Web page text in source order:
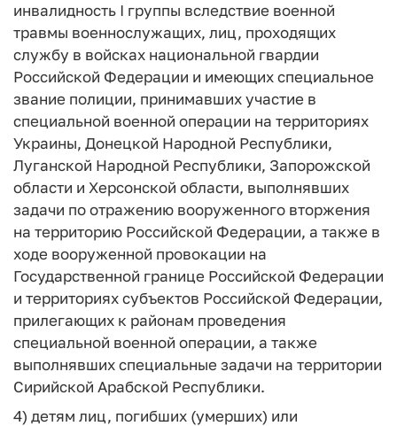
инвалидность I группы вследствие военной
травмы военнослужащих, лиц, проходящих
службу в войсках национальной гвардии
Российской Федерации и имеющих специальное
звание полиции, принимавших участие в
специальной военной операции на территориях
Украины, Донецкой Народной Республики,
Луганской Народной Республики, Запорожской
области и Херсонской области, выполнявших
задачи по отражению вооруженного вторжения
на территорию Российской Федерации, а также в
ходе вооруженной провокации на
Государственной границе Российской Федерации
и территориях субъектов Российской Федерации,
прилегающих к районам проведения
специальной военной операции, а также
выполнявших специальные задачи на территории
Сирийской Арабской Республики.
4) детям лиц, погибших (умерших) или